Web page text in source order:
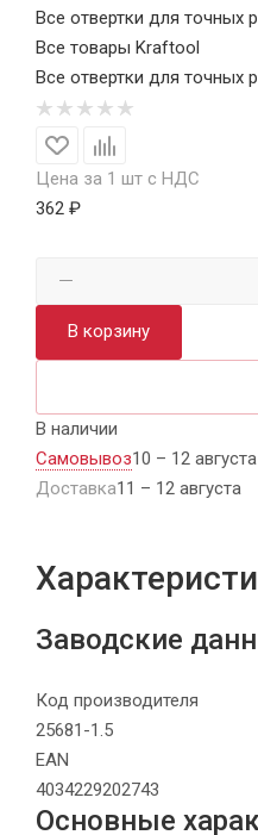
Все отвертки для точных
Все товары Kraftool
Все отвертки для точных
Цена за 1 шт с НДС
362 ₽
В корзину
В наличии
Самовывоз10 – 12 августа
Доставка11 – 12 августа
Заводские
Код производителя
25681-1.5
EAN
4034229202743
Основные